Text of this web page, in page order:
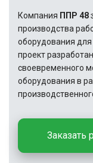
Компания ППР 48
производства
оборудования
проект
своевременного
оборудования в
Заказать